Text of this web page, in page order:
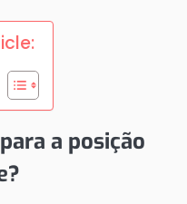
a posição